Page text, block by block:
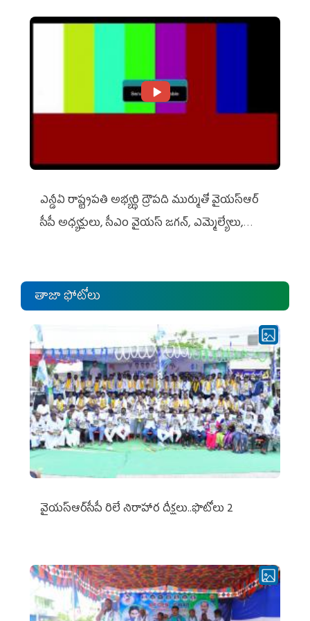
ఎన్డీఏ రాష్ట్ర‌ప‌తి అభ్య‌ర్థి ద్రౌప‌ది ముర్ముతో వైయ‌స్ఆర్
సీపీ అధ్య‌క్షులు, సీఎం వైయ‌స్ జ‌గ‌న్, ఎమ్మెల్యేలు,
తాజా ఫోటోలు
వైయ‌స్ఆర్‌సీపీ రిలే నిరాహార దీక్షలు..ఫొటోలు 2